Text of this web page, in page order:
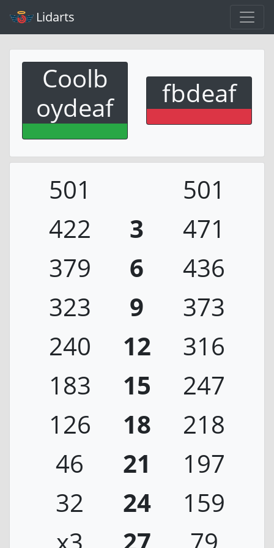
Lidarts
Coolb
oydeaf
fbdeaf
501
501
422
3
471
379
6
436
323
9
373
240
12
316
183
15
247
126
18
218
46
21
197
32
24
159